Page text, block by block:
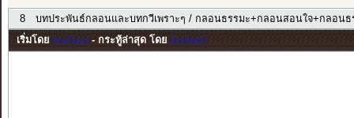
8 บทประพันธ์กลอนและบทกวีเพราะๆ / กลอนธรรมะ+กลอนสอนใจ+กลอน
เริ่มโดย toshare- กระทู้ล่าสุด โดย toshare